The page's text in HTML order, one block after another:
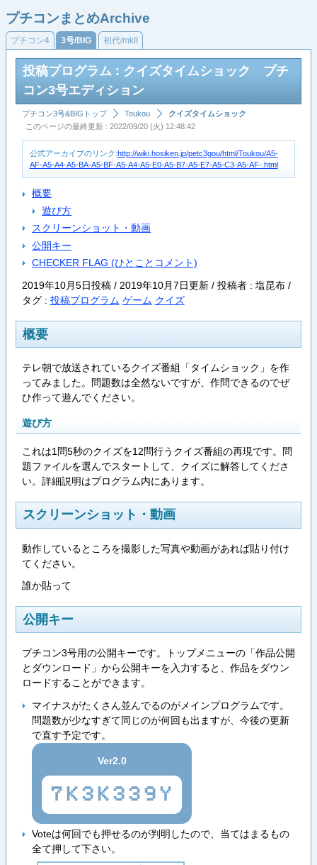
プチコンまとめArchive
プチコン4 3号/BIG 初代/mkII
投稿プログラム : クイズタイムショック プチ
コン3号エディション
プチコン3号&BIGトップ Toukou
クイズタイムショック
このページの最終更新 : 2022/09/20 (火) 12:48:42
公式アーカイブのリンク:http://wiki.hosiken.jp/petc3gou/html/Toukou/A5-
AF-A5-A4-A5-BA-A5-BF-A5-A4-A5-E0-A5-B7-A5-E7-A5-C3-A5-AF-.html
概要
遊び方
スクリーンショット・動画
公開キー
CHECKER FLAG (ひとことコメント)
2019年10月5日投稿 / 2019年10月7日更新 / 投稿者 : 塩昆布 /
タグ : 投稿プログラム ゲーム クイズ
概要
テレ朝で放送されているクイズ番組「タイムショック」を作
ってみました。問題数は全然ないですが、作問できるのでぜ
ひ作って遊んでください。
遊び方
これは1問5秒のクイズを12問行うクイズ番組の再現です。問
題ファイルを選んでスタートして、クイズに解答してくださ
い。詳細説明はプログラム内にあります。
スクリーンショット・動画
動作しているところを撮影した写真や動画があれば貼り付け
てください。
誰か貼って
公開キー
プチコン3号用の公開キーです。トップメニューの「作品公開
とダウンロード」から公開キーを入力すると、作品をダウン
ロードすることができます。
マイナスがたくさん並んでるのがメインプログラムです。
問題数が少なすぎて同じのが何回も出ますが、今後の更新
で直す予定です。
Ver2.0
7K3K339Y
Voteは何回でも押せるのが判明したので、当てはまるもの
全て押して下さい。